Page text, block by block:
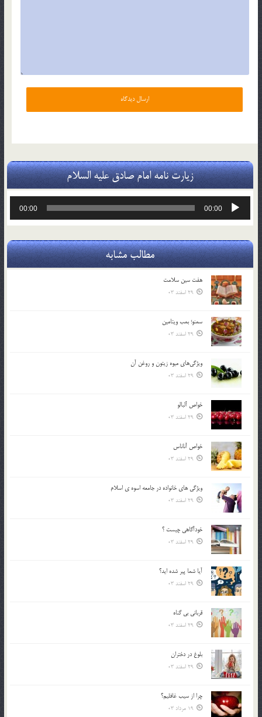
زیارت نامه امام صادق علیه السلام
پخش‌کننده
00:00
00:00
مطالب مشابه
هفت سين سلامت
29 اسفند 03
سمنو؛ بمب ويتامين
29 اسفند 03
ويژگي‌هاي ميوه زيتون و روغن آن
29 اسفند 03
خواص آلبالو
29 اسفند 03
خواص آناناس
29 اسفند 03
ويژگي هاي خانواده در جامعه اسوه ي اسلام
29 اسفند 03
خودآگاهى چيست ؟
29 اسفند 03
آیا شما پیر شده اید؟
29 اسفند 03
قرباني بي گناه
29 اسفند 03
بلوغ در دختران
29 اسفند 03
چرا از سيب غافليم؟
19 مرداد 03